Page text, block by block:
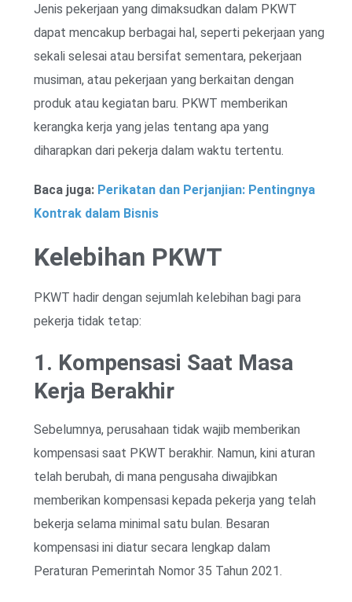
Jenis pekerjaan yang dimaksudkan dalam PKWT
dapat mencakup berbagai hal, seperti pekerjaan yang
sekali selesai atau bersifat sementara, pekerjaan
musiman, atau pekerjaan yang berkaitan dengan
produk atau kegiatan baru. PKWT memberikan
kerangka kerja yang jelas tentang apa yang
diharapkan dari pekerja dalam waktu tertentu.
Baca juga: Perikatan dan Perjanjian: Pentingnya
Kontrak dalam Bisnis
Kelebihan PKWT
PKWT hadir dengan sejumlah kelebihan bagi para
pekerja tidak tetap:
1. Kompensasi Saat Masa
Kerja Berakhir
Sebelumnya, perusahaan tidak wajib memberikan
kompensasi saat PKWT berakhir. Namun, kini aturan
telah berubah, di mana pengusaha diwajibkan
memberikan kompensasi kepada pekerja yang telah
bekerja selama minimal satu bulan. Besaran
kompensasi ini diatur secara lengkap dalam
Peraturan Pemerintah Nomor 35 Tahun 2021.